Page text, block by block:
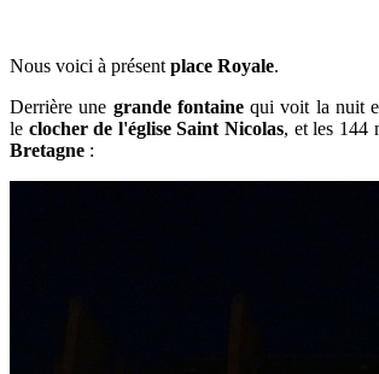
Nous voici à présent place Royale.
Derrière une grande fontainequi voit la nuit
le clocher de l'église Saint Nicolas, et les 144
Bretagne :